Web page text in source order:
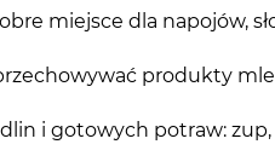
miejsce dla napojów,
produkty
i gotowych potraw: